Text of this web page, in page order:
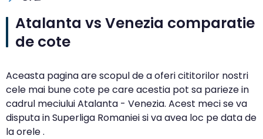
Atalanta vs Venezia comparatie
de cote
Aceasta pagina are scopul de a oferi cititorilor nostri
cele mai bune cote pe care acestia pot sa parieze in
cadrul meciului Atalanta - Venezia. Acest meci se va
disputa in Superliga Romaniei si va avea loc pe data de
la orele .